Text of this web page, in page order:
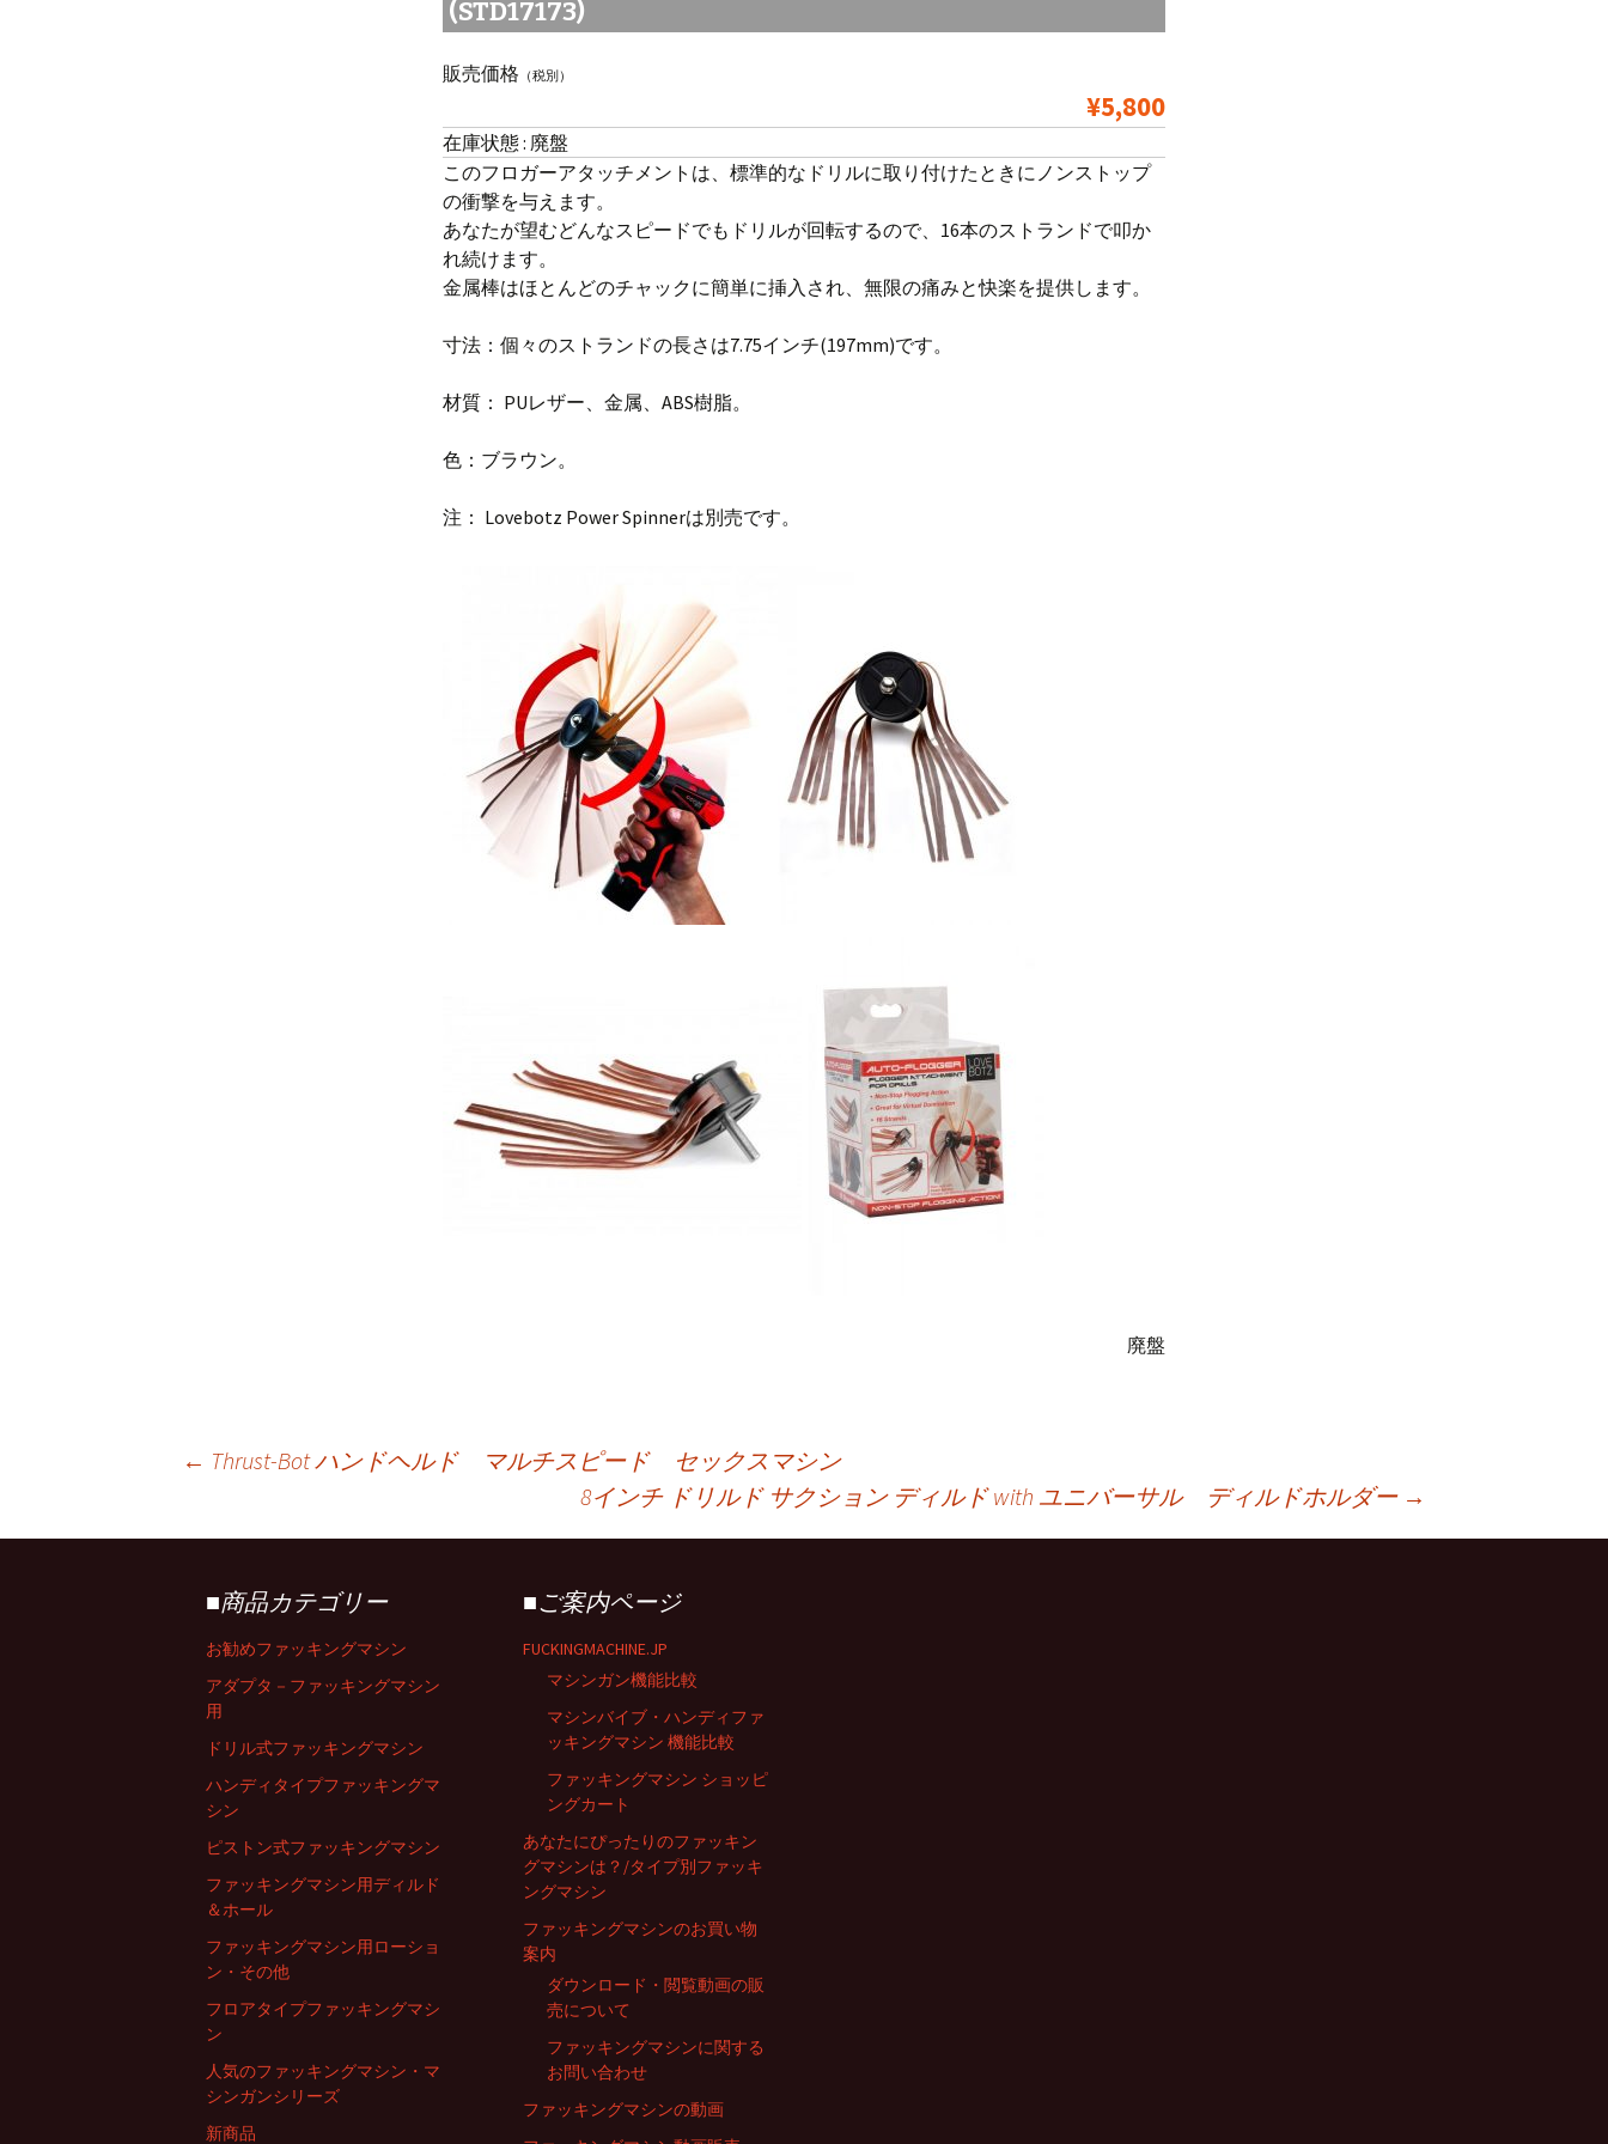
(STD17173)
販売価格 （税別）
¥5,800
在庫状態 : 廃盤
このフロガーアタッチメントは、標準的なドリルに取り付けたときにノンストップ
の衝撃を与えます。
あなたが望むどんなスピードでもドリルが回転するので、16本のストランドで叩か
れ続けます。
金属棒はほとんどのチャックに簡単に挿入され、無限の痛みと快楽を提供します。
寸法：個々のストランドの長さは7.75インチ(197mm)です。
材質： PUレザー、金属、ABS樹脂。
色：ブラウン。
注： Lovebotz Power Spinnerは別売です。
廃盤
投
← Thrust-Bot ハンドヘルド マルチスピード セックスマシン
8インチ ドリルド サクション ディルド with ユニバーサル ディルドホルダー →
■商品カテゴリー
お勧めファッキングマシン
アダプタ－ファッキングマシン
用
ドリル式ファッキングマシン
ハンディタイプファッキングマ
シン
ピストン式ファッキングマシン
ファッキングマシン用ディルド
＆ホール
ファッキングマシン用ローショ
ン・その他
フロアタイプファッキングマシ
ン
人気のファッキングマシン・マ
シンガンシリーズ
新商品
■ご案内ページ
FUCKINGMACHINE.JP
マシンガン機能比較
マシンバイブ・ハンディファ
ッキングマシン 機能比較
ファッキングマシン ショッピ
ングカート
あなたにぴったりのファッキン
グマシンは？/タイプ別ファッキ
ングマシン
ファッキングマシンのお買い物
案内
ダウンロード・閲覧動画の販
売について
ファッキングマシンに関する
お問い合わせ
ファッキングマシンの動画